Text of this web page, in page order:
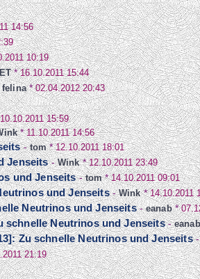
14:56
10:19
*16.10.2011 15:44
felina*02.04.2012 20:43
10.10.2011 15:59
*11.10.2011 14:56
-tom*12.10.2011 18:01
Jenseits-Wink*12.10.2011 23:49
und Jenseits-tom*14.10.2011 09:01
und Jenseits-Wink*14.10.2011
Neutrinos und Jenseits-eanab*
schnelle Neutrinos und Jenseits-eanab
Zu schnelle Neutrinos und Jenseits
21:19